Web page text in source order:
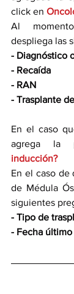
click en
Al
despliega las
- Diagnóstico
- Recaída
- RAN
- Trasplante
En el caso
agrega la
inducción?
En el caso de
de Médula
siguientes
- Tipo de
- Fecha